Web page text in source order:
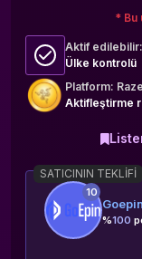
* Bu
Aktif edilebilir:
Ülke kontrolü
Platform:
Aktifleştirme
SATICININ TEKLIFI
10
Goepin
%100